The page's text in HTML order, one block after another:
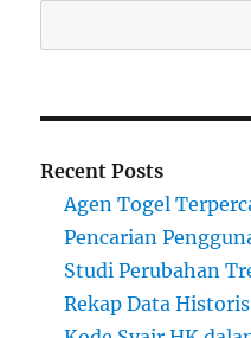
Recent Posts
Agen Togel
Pencarian
Studi Perubahan
Rekap Data Historis